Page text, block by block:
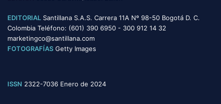
EDITORIAL Santillana S.A.S. Carrera 11A Nº 98-50 Bogotá D. C.
Colombia Teléfono: (601) 390 6950 - 300 912 14 32
marketingco@santillana.com
FOTOGRAFÍAS Getty Images
ISSN 2322-7036 Enero de 2024